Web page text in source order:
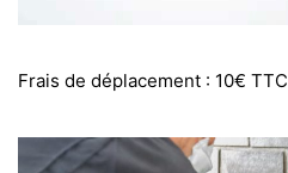
Frais de déplacement : 10€ TTC